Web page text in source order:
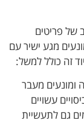
של פריטים
מגע ישיר עם
זה כולל למשל:
ומונעים מעבר
עשויים
גם לתעשיית